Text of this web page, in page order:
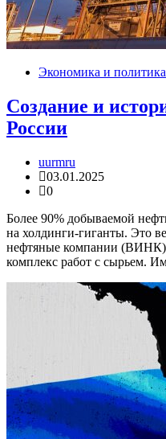
Экономика и политика
Создание и
России
uurmru
03.01.2025
0
Более 90% добываемой
на холдинги-гиганты. Это
нефтяные компании
комплекс работ с сырьем.